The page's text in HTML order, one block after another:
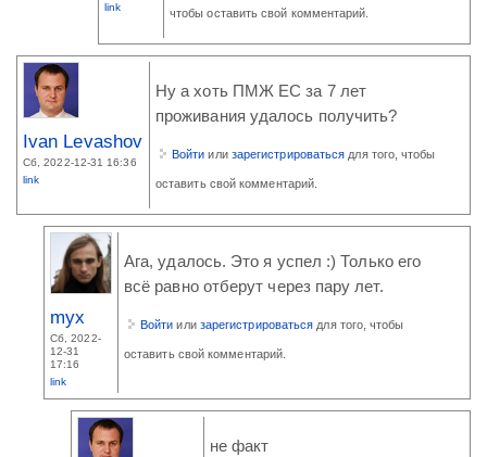
link
чтобы оставить свой комментарий.
Ivan Levashov
Сб, 2022-12-31 16:36
link
Ну а хоть ПМЖ ЕС за 7 лет
проживания удалось получить?
Войти или зарегистрироваться для того, чтобы
оставить свой комментарий.
myx
Сб, 2022-
12-31
17:16
link
Ага, удалось. Это я успел :) Только его
всё равно отберут через пару лет.
Войти или зарегистрироваться для того, чтобы
оставить свой комментарий.
не факт